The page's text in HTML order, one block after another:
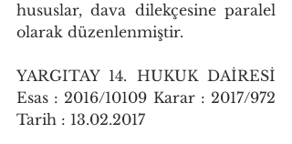
hususlar, dava dilekçesine paralel
olarak düzenlenmiştir.
YARGITAY 14. HUKUK DAİRESİ
Esas : 2016/10109 Karar : 2017/972
Tarih : 13.02.2017